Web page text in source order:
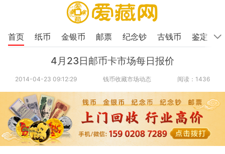
首页 纸币 金银币 邮票 纪念钞 古钱币 鉴定
4月23日邮币卡市场每日报价
2014-04-23 09:12:29 钱币收藏市场动态 阅读：1436